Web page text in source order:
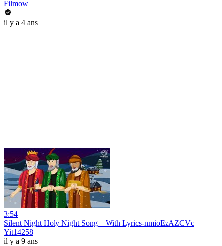
Filmow
il y a 4 ans
3:54
Silent Night Holy Night Song – With Lyrics-nmioEzAZCVc
Yit14258
il y a 9 ans